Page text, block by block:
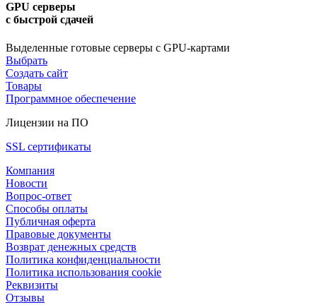
GPU серверы
с быстрой сдачей
Выделенные готовые серверы с GPU-картами
Выбрать
Создать сайт
Товары
Программное обеспечение
Лицензии на ПО
SSL сертификаты
Компания
Новости
Вопрос-ответ
Способы оплаты
Публичная оферта
Правовые документы
Возврат денежных средств
Политика конфиденциальности
Политика использования cookie
Реквизиты
Отзывы